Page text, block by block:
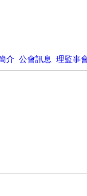
介 公會訊息 理監事